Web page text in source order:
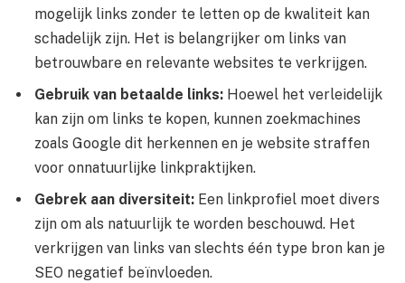
mogelijk links zonder te letten op de kwaliteit kan
schadelijk zijn. Het is belangrijker om links van
betrouwbare en relevante websites te verkrijgen.
Gebruik van betaalde links: Hoewel het verleidelijk
kan zijn om links te kopen, kunnen zoekmachines
zoals Google dit herkennen en je website straffen
voor onnatuurlijke linkpraktijken.
Gebrek aan diversiteit: Een linkprofiel moet divers
zijn om als natuurlijk te worden beschouwd. Het
verkrijgen van links van slechts één type bron kan je
SEO negatief beïnvloeden.